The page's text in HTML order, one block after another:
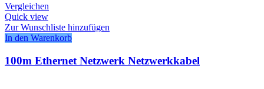
Vergleichen
Quick view
Zur Wunschliste hinzufügen
In den Warenkorb
100m Ethernet Netzwerk Netzwerkkabel